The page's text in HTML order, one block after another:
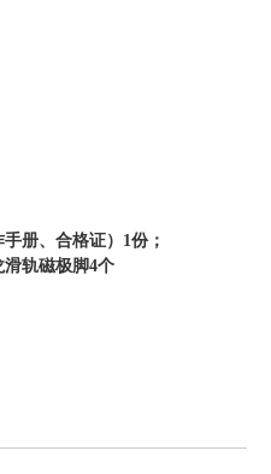
册、合格证）1份；
轨磁极脚4个